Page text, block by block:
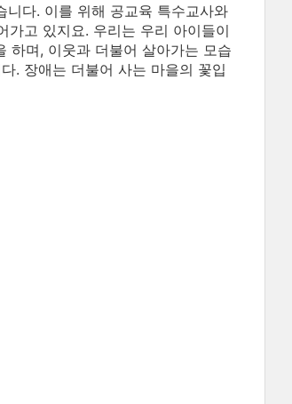
다. 이를 위해 공교육 특수교사와
가고 있지요. 우리는 우리 아이들이
하며, 이웃과 더불어 살아가는 모습
. 장애는 더불어 사는 마을의 꽃입